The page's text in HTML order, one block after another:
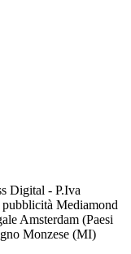
Digital - P.Iva
Mediamond
Amsterdam (Paesi
Monzese (MI)